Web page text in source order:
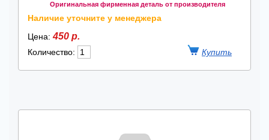
Оригинальная фирменная деталь от производителя
Наличие уточните у менеджера
Цена:450 р.
Количество: